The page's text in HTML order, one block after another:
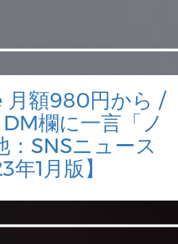
額980円から /
欄に一言「ノ
：SNSニュース
1月版】